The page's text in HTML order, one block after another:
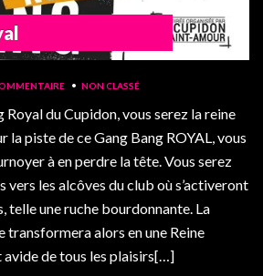
• NON CLASSÉ
Royal du Cupidon, vous serez la reine
la piste de ce Gang Bang ROYAL, vous
à en perdre la tête. Vous serez
vers les alcôves du club où s’activeront
telle une ruche bourdonnante. La
transformera alors en une Reine
de tous les plaisirs[…]